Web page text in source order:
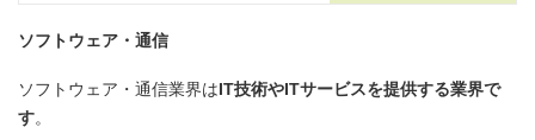
ソフトウェア・通信
ソフトウェア・通信業界はIT技術やITサービスを提供する業界で
す。